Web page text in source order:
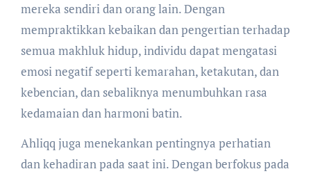
mereka sendiri dan orang lain. Dengan
mempraktikkan kebaikan dan pengertian terhadap
semua makhluk hidup, individu dapat mengatasi
emosi negatif seperti kemarahan, ketakutan, dan
kebencian, dan sebaliknya menumbuhkan rasa
kedamaian dan harmoni batin.
Ahliqq juga menekankan pentingnya perhatian
dan kehadiran pada saat ini. Dengan berfokus pada